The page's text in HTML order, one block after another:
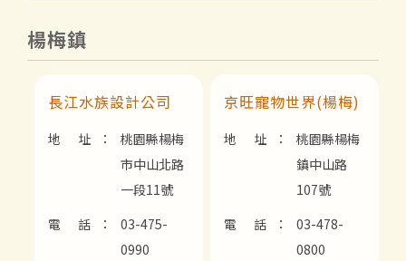
楊梅鎮
長江水族設計公司
地 址：
桃園縣楊梅
市中山北路
一段11號
電 話：
03-475-
0990
京旺寵物世界(楊梅)
地 址：
桃園縣楊梅
鎮中山路
107號
電 話：
03-478-
0800